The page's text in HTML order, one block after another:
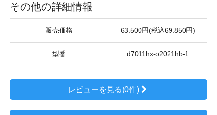
その他の詳細情報
販売価格 63,500円(税込69,850円)
型番 d7011hx-o2021hb-1
レビューを見る(0件)